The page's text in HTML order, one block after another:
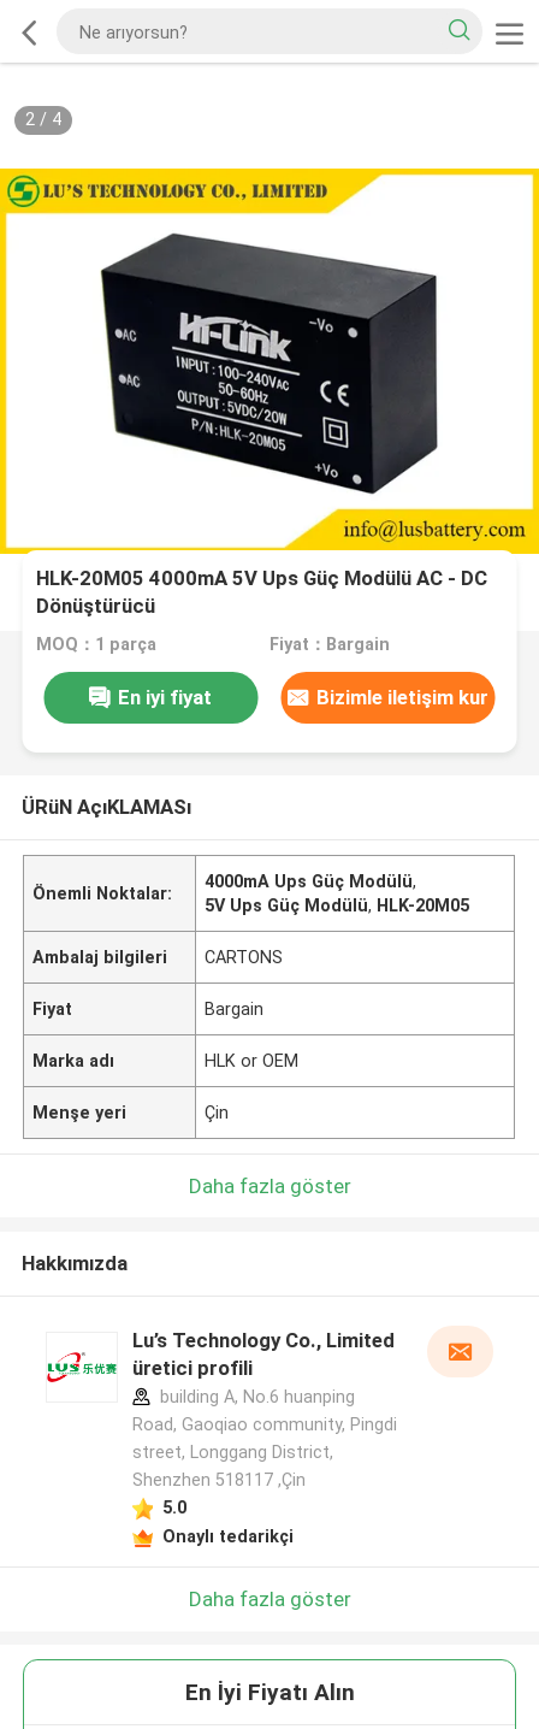
2/ 4
HLK-20M05 4000mA 5V Ups Güç Modülü AC - DC
Dönüştürücü
MOQ：1 parça Fiyat：Bargain
En iyi fiyat Bizimle iletişim kur
ÜRüN AçıKLAMASı
Önemli Noktalar:
4000mA Ups Güç Modülü,
5V Ups Güç Modülü, HLK-20M05
Ambalaj bilgileri CARTONS
Fiyat Bargain
Marka adı HLK or OEM
Menşe yeri Çin
Daha fazla göster
Hakkımızda
Lu’s Technology Co., Limited
üretici profili
building A, No.6 huanping
Road, Gaoqiao community, Pingdi
street, Longgang District,
Shenzhen 518117 ,Çin
5.0
Onaylı tedarikçi
Daha fazla göster
En İyi Fiyatı Alın